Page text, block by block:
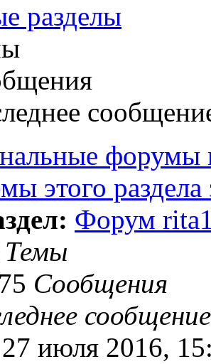
разделы
форумы
этого
Форум
Темы
Сообщения
сообщение
июля 2016,